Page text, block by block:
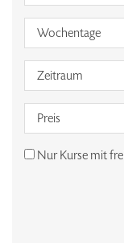
Wochentage
Zeitraum
Preis
Nur Kurse mit